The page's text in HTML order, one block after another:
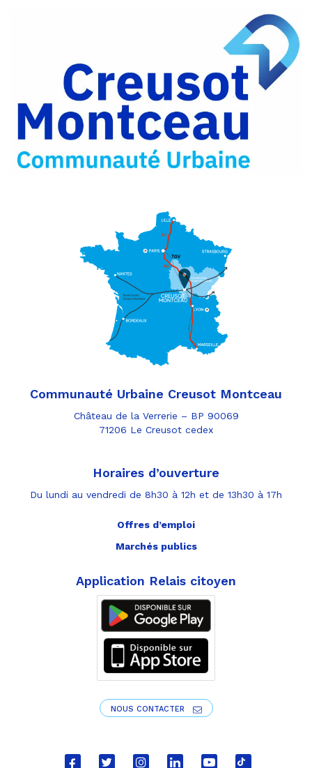
Facebook
Partager
Twitter
Partager
par
e-
mail
Communauté Urbaine Creusot Montceau
Château de la Verrerie – BP 90069
71206 Le Creusot cedex
Horaires d’ouverture
Du lundi au vendredi de 8h30 à 12h et de 13h30 à 17h
Offres d’emploi
Marchés publics
Application Relais citoyen
NOUS CONTACTER